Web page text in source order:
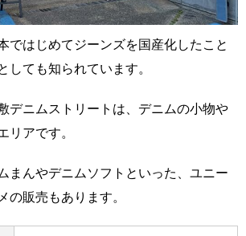
ではじめてジーンズを国産化したこと
しても知られています。
デニムストリートは、デニムの小物や
リアです。
まんやデニムソフトといった、ユニー
の販売もあります。